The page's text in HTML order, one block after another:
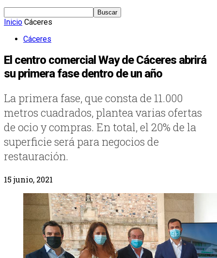
Inicio Cáceres
Cáceres
El centro comercial Way de Cáceres abrirá
su primera fase dentro de un año
La primera fase, que consta de 11.000
metros cuadrados, plantea varias ofertas
de ocio y compras. En total, el 20% de la
superficie será para negocios de
restauración.
15 junio, 2021